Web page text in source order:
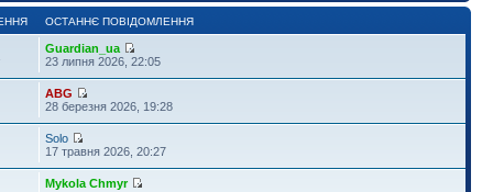
ОСТАННЄ ПОВІДОМЛЕННЯ
Guardian_ua
23 липня 2026, 22:05
ABG
28 березня 2026, 19:28
Solo
17 травня 2026, 20:27
Mykola Chmyr